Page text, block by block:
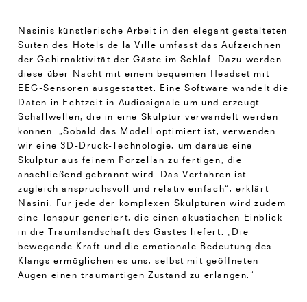
Nasinis künstlerische Arbeit in den elegant gestalteten
Suiten des Hotels de la Ville umfasst das Aufzeichnen
der Gehirnaktivität der Gäste im Schlaf. Dazu werden
diese über Nacht mit einem bequemen Headset mit
EEG-Sensoren ausgestattet. Eine Software wandelt die
Daten in Echtzeit in Audiosignale um und erzeugt
Schallwellen, die in eine Skulptur verwandelt werden
können. „Sobald das Modell optimiert ist, verwenden
wir eine 3D-Druck-Technologie, um daraus eine
Skulptur aus feinem Porzellan zu fertigen, die
anschließend gebrannt wird. Das Verfahren ist
zugleich anspruchsvoll und relativ einfach“, erklärt
Nasini. Für jede der komplexen Skulpturen wird zudem
eine Tonspur generiert, die einen akustischen Einblick
in die Traumlandschaft des Gastes liefert. „Die
bewegende Kraft und die emotionale Bedeutung des
Klangs ermöglichen es uns, selbst mit geöffneten
Augen einen traumartigen Zustand zu erlangen.“